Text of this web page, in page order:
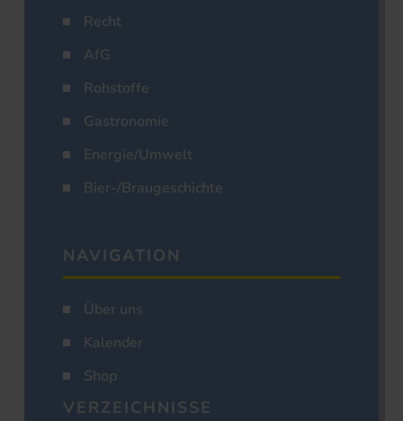
Recht
AfG
Rohstoffe
Gastronomie
Energie/Umwelt
Bier-/Braugeschichte
NAVIGATION
Über uns
Kalender
Shop
VERZEICHNISSE